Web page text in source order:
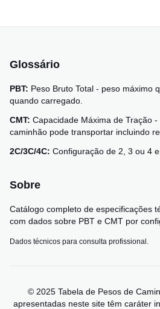
Glossário
PBT: Peso Bruto Total - peso máximo
quando carregado.
CMT: Capacidade Máxima de Tração
caminhão pode transportar incluindo
2C/3C/4C: Configuração de 2, 3 ou 4
Sobre
Catálogo completo de especificações
com dados sobre PBT e CMT por
Dados técnicos para consulta profissional.
© 2025 Tabela de Pesos de
apresentadas neste site têm caráter